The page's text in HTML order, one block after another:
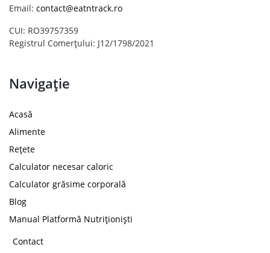
Email: contact@eatntrack.ro
CUI: RO39757359
Registrul Comerțului: J12/1798/2021
Navigație
Acasă
Alimente
Rețete
Calculator necesar caloric
Calculator grăsime corporală
Blog
Manual Platformă Nutriționiști
Contact